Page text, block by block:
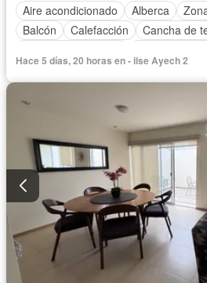
Aire acondicionado
Alberca
Balcón
Calefacción
Cancha de
Cuarto de Limpieza
Elevador
Seguridad
Permite mascotas
Completamente amueblado
Hace 5 días, 20 horas en - ilse Ayech 2